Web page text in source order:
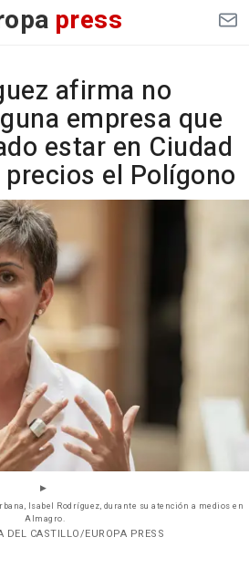
press
afirma no
empresa que
estar en Ciudad
el Polígono
Isabel Rodríguez, durante su atención a medios en
Almagro.
DEL CASTILLO/EUROPA PRESS